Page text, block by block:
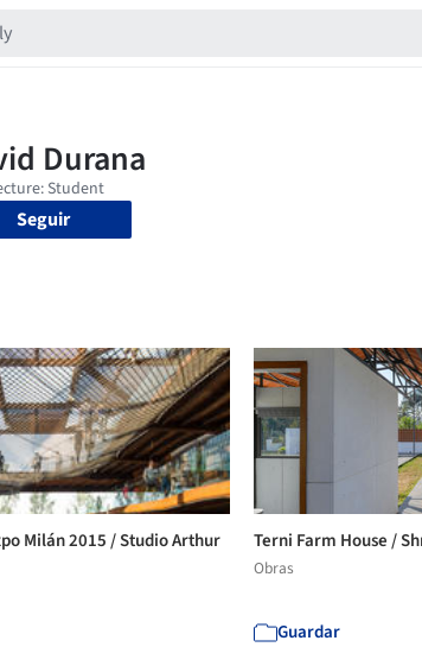
Seguir
Milán 2015 / Studio Arthur
Terni Farm House /
Obras
Guardar